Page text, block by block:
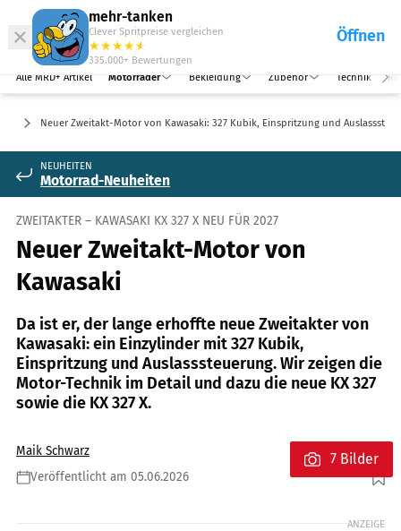
mehr-tanken
Clever Spritpreise vergleichen
★★★★★
★
335.000+ Bewertungen
Öffnen
Abo
Alle MRD+ Artikel Motorräder Bekleidung Zubehör Technik
Neuer Zweitakt-Motor von Kawasaki: 327 Kubik, Einspritzung und
NEUHEITEN
Motorrad-Neuheiten
ZWEITAKTER – KAWASAKI KX 327 X NEU FÜR 2027
Neuer Zweitakt-Motor von
Kawasaki
Da ist er, der lange erhoffte neue Zweitakter von
Kawasaki: ein Einzylinder mit 327 Kubik,
Einspritzung und Auslasssteuerung. Wir zeigen die
Motor-Technik im Detail und dazu die neue KX 327
sowie die KX 327 X.
Maik Schwarz
Veröffentlicht am 05.06.2026
Foto: Kawasaki Motors
7 Bilder
ANZEIGE